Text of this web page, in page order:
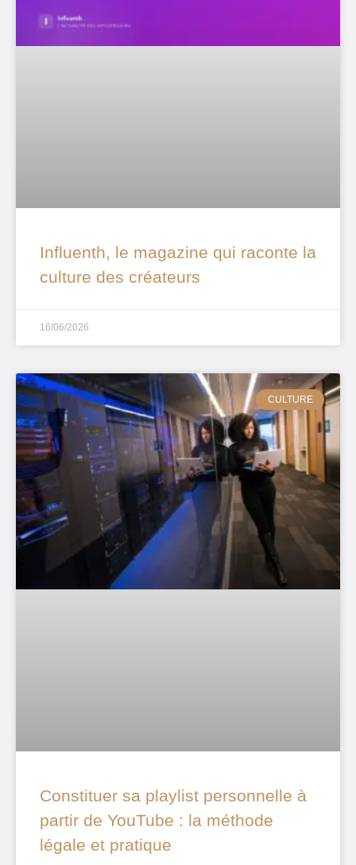
Influenth, le magazine qui raconte la
culture des créateurs
16/06/2026
CULTURE
Constituer sa playlist personnelle à
partir de YouTube : la méthode
légale et pratique